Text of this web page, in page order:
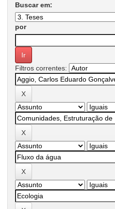
Buscar em:
por
Filtros correntes: